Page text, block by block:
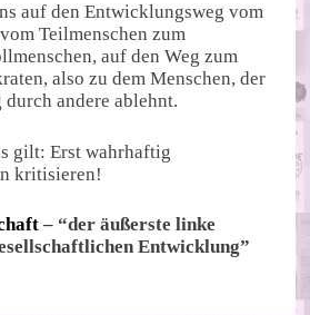
auf den Entwicklungsweg vom
Teilmenschen zum
auf den Weg zum
also zu dem Menschen, der
andere ablehnt.
gilt: Erst wahrhaftig
kritisieren!
– “der äußerste linke
Entwicklung”